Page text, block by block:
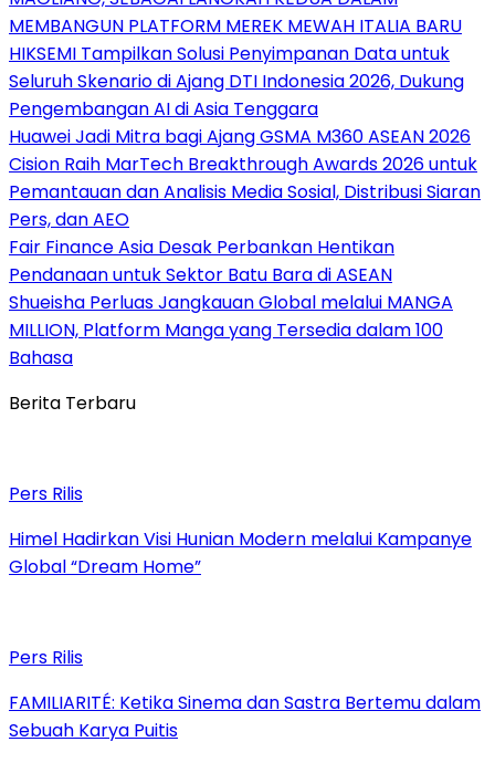
MEMBANGUN PLATFORM MEREK MEWAH ITALIA BARU
HIKSEMI Tampilkan Solusi Penyimpanan Data untuk
Seluruh Skenario di Ajang DTI Indonesia 2026, Dukung
Pengembangan AI di Asia Tenggara
Huawei Jadi Mitra bagi Ajang GSMA M360 ASEAN 2026
Cision Raih MarTech Breakthrough Awards 2026 untuk
Pemantauan dan Analisis Media Sosial, Distribusi Siaran
Pers, dan AEO
Fair Finance Asia Desak Perbankan Hentikan
Pendanaan untuk Sektor Batu Bara di ASEAN
Shueisha Perluas Jangkauan Global melalui MANGA
MILLION, Platform Manga yang Tersedia dalam 100
Bahasa
Berita Terbaru
Pers Rilis
Himel Hadirkan Visi Hunian Modern melalui Kampanye
Global “Dream Home”
Pers Rilis
FAMILIARITÉ: Ketika Sinema dan Sastra Bertemu dalam
Sebuah Karya Puitis